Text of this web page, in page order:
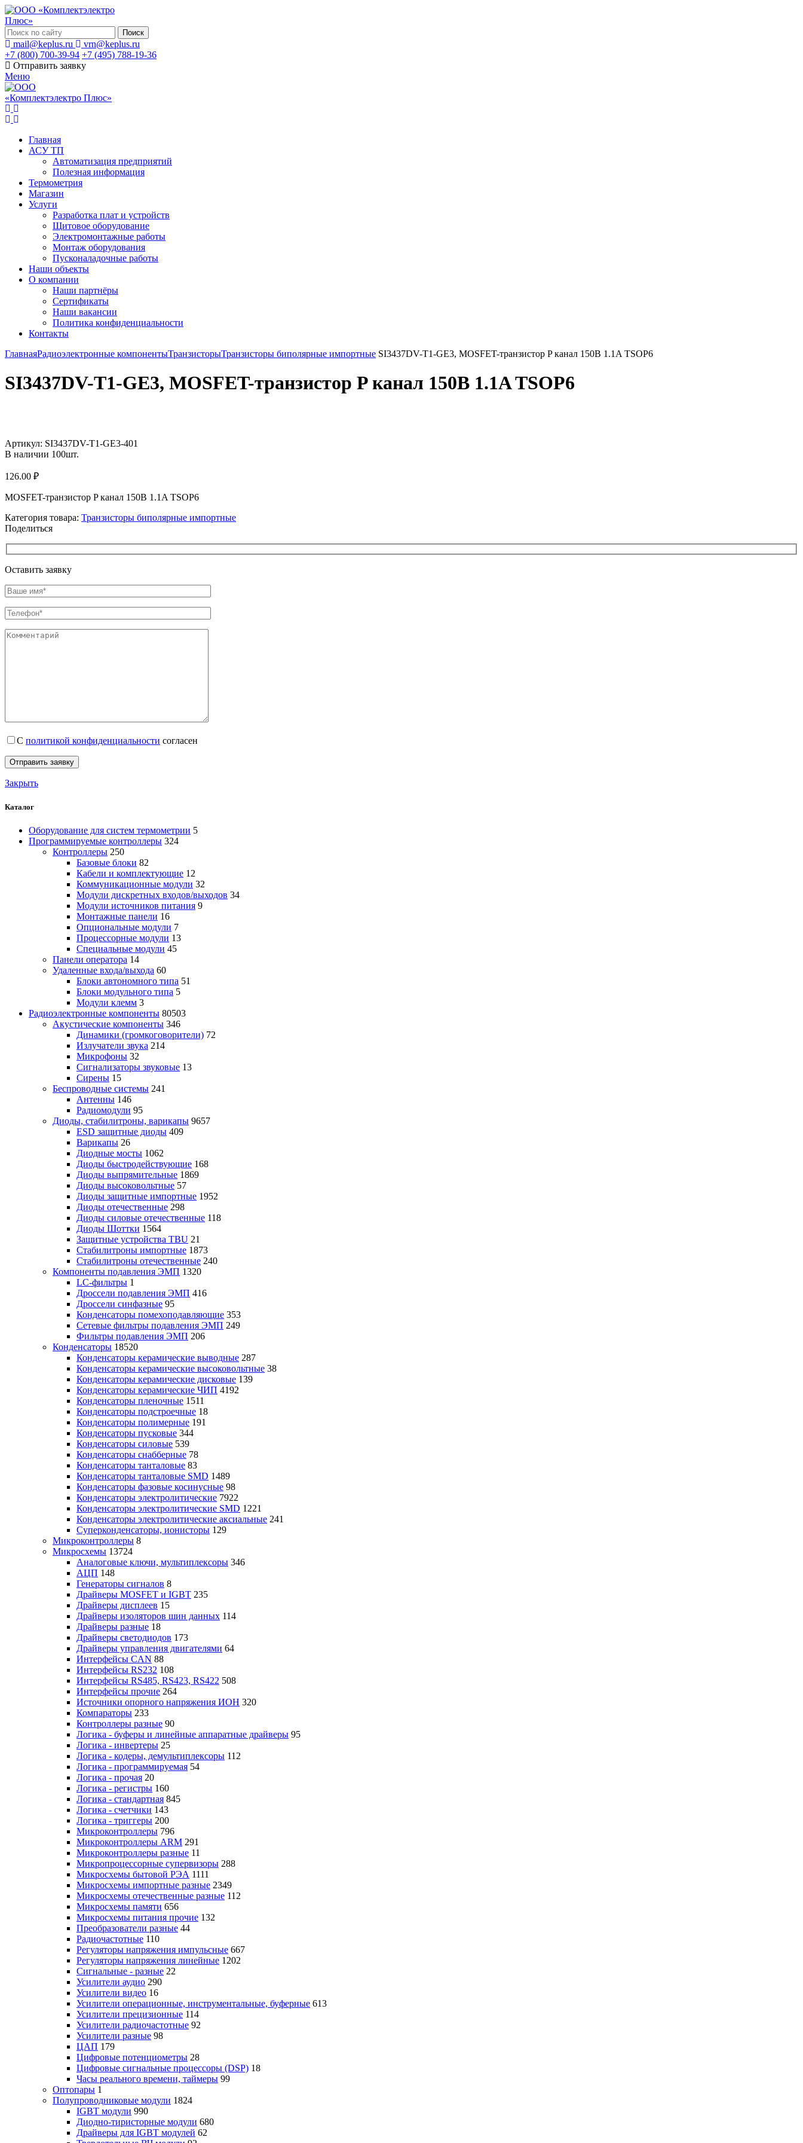
Поиск
mail@keplus.ru
vrn@keplus.ru
+7 (800) 700-39-94 +7 (495) 788-19-36
Отправить заявку
Меню
Главная
АСУ ТП
Автоматизация предприятий
Полезная информация
Термометрия
Магазин
Услуги
Разработка плат и устройств
Щитовое оборудование
Электромонтажные работы
Монтаж оборудования
Пусконаладочные работы
Наши объекты
О компании
Наши партнёры
Сертификаты
Наши вакансии
Политика конфиденциальности
Контакты
ГлавнаяРадиоэлектронные компонентыТранзисторыТранзисторы биполярные импортные SI3437DV-T1-GE3, MOSFET-транзистор P канал 150В 1.1A TSOP6
SI3437DV-T1-GE3, MOSFET-транзистор P канал 150В 1.1A TSOP6
Артикул: SI3437DV-T1-GE3-401
В наличии 100шт.
126.00 ₽
MOSFET-транзистор P канал 150В 1.1A TSOP6
Категория товара: Транзисторы биполярные импортные
Поделиться
Оставить заявку
С политикой конфиденциальности согласен
Закрыть
Каталог
Оборудование для систем термометрии 5
Программируемые контроллеры 324
Контроллеры 250
Базовые блоки 82
Кабели и комплектующие 12
Коммуникационные модули 32
Модули дискретных входов/выходов 34
Модули источников питания 9
Монтажные панели 16
Опциональные модули 7
Процессорные модули 13
Специальные модули 45
Панели оператора 14
Удаленные входа/выхода 60
Блоки автономного типа 51
Блоки модульного типа 5
Модули клемм 3
Радиоэлектронные компоненты 80503
Акустические компоненты 346
Динамики (громкоговорители) 72
Излучатели звука 214
Микрофоны 32
Сигнализаторы звуковые 13
Сирены 15
Беспроводные системы 241
Антенны 146
Радиомодули 95
Диоды, стабилитроны, варикапы 9657
ESD защитные диоды 409
Варикапы 26
Диодные мосты 1062
Диоды быстродействующие 168
Диоды выпрямительные 1869
Диоды высоковольтные 57
Диоды защитные импортные 1952
Диоды отечественные 298
Диоды силовые отечественные 118
Диоды Шоттки 1564
Защитные устройства TBU 21
Стабилитроны импортные 1873
Стабилитроны отечественные 240
Компоненты подавления ЭМП 1320
LC-фильтры 1
Дроссели подавления ЭМП 416
Дроссели синфазные 95
Конденсаторы помехоподавляющие 353
Сетевые фильтры подавления ЭМП 249
Фильтры подавления ЭМП 206
Конденсаторы 18520
Конденсаторы керамические выводные 287
Конденсаторы керамические высоковольтные 38
Конденсаторы керамические дисковые 139
Конденсаторы керамические ЧИП 4192
Конденсаторы пленочные 1511
Конденсаторы подстроечные 18
Конденсаторы полимерные 191
Конденсаторы пусковые 344
Конденсаторы силовые 539
Конденсаторы снабберные 78
Конденсаторы танталовые 83
Конденсаторы танталовые SMD 1489
Конденсаторы фазовые косинусные 98
Конденсаторы электролитические 7922
Конденсаторы электролитические SMD 1221
Конденсаторы электролитические аксиальные 241
Суперконденсаторы, ионисторы 129
Микроконтроллеры 8
Микросхемы 13724
Аналоговые ключи, мультиплексоры 346
АЦП 148
Генераторы сигналов 8
Драйверы MOSFET и IGBT 235
Драйверы дисплеев 15
Драйверы изоляторов шин данных 114
Драйверы разные 18
Драйверы светодиодов 173
Драйверы управления двигателями 64
Интерфейсы CAN 88
Интерфейсы RS232 108
Интерфейсы RS485, RS423, RS422 508
Интерфейсы прочие 264
Источники опорного напряжения ИОН 320
Компараторы 233
Контроллеры разные 90
Логика - буферы и линейные аппаратные драйверы 95
Логика - инвертеры 25
Логика - кодеры, демультиплексоры 112
Логика - программируемая 54
Логика - прочая 20
Логика - регистры 160
Логика - стандартная 845
Логика - счетчики 143
Логика - триггеры 200
Микроконтроллеры 796
Микроконтроллеры ARM 291
Микроконтроллеры разные 11
Микропроцессорные супервизоры 288
Микросхемы бытовой РЭА 1111
Микросхемы импортные разные 2349
Микросхемы отечественные разные 112
Микросхемы памяти 656
Микросхемы питания прочие 132
Преобразователи разные 44
Радиочастотные 110
Регуляторы напряжения импульсные 667
Регуляторы напряжения линейные 1202
Сигнальные - разные 22
Усилители аудио 290
Усилители видео 16
Усилители операционные, инструментальные, буферные 613
Усилители прецизионные 114
Усилители радиочастотные 92
Усилители разные 98
ЦАП 179
Цифровые потенциометры 28
Цифровые сигнальные процессоры (DSP) 18
Часы реального времени, таймеры 99
Оптопары 1
Полупроводниковые модули 1824
IGBT модули 990
Диодно-тиристорные модули 680
Драйверы для IGBT модулей 62